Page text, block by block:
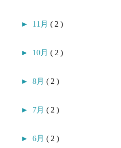
► 11月( 2 )
► 10月( 2 )
►8月( 2 )
► 7月( 2 )
►6月( 2 )